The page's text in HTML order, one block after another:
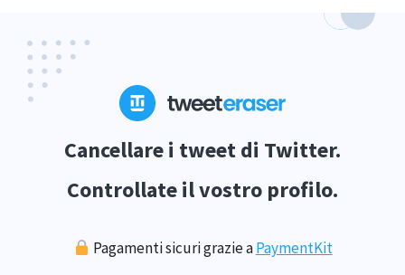
Cancellare i tweet di Twitter.
Controllate il vostro profilo.
Pagamenti sicuri grazie aPaymentKit